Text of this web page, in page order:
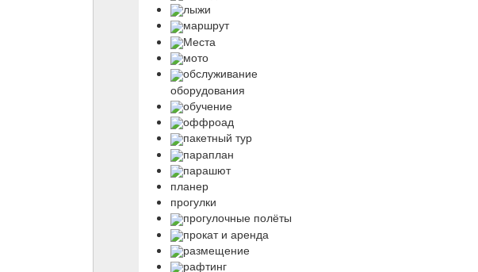
лыжи
маршрут
Места
мото
обслуживание
оборудования
обучение
оффроад
пакетный тур
параплан
парашют
планер
прогулки
прогулочные полёты
прокат и аренда
размещение
рафтинг